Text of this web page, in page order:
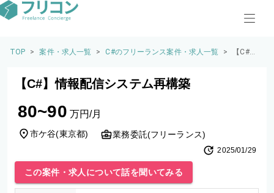
TOP > 案件・求人一覧 > C#のフリーランス案件・求人一覧 >
【C#】
【C#】情報配信システム再構築
80~90 万円/月
市ケ谷(東京都) 業務委託(フリーランス)
2025/01/29
この案件・求人について話を聞いてみる